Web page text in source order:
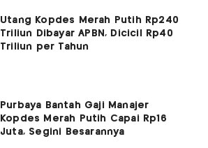
Utang Kopdes Merah Putih Rp240
Triliun Dibayar APBN, Dicicil Rp40
Triliun per Tahun
Purbaya Bantah Gaji Manajer
Kopdes Merah Putih Capai Rp16
Juta, Segini Besarannya